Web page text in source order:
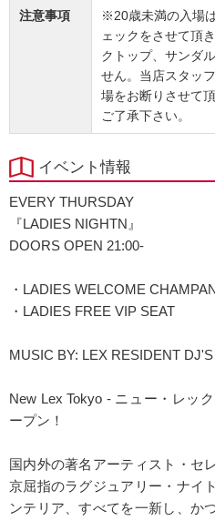
注意事項
※20歳未満の入場
ェックをさせて頂
クトップ、サンダ
せん。当店スタッ
場をお断りさせて
ご了承下さい。
イベント情報
EVERY THURSDAY
『LADIES NIGHTN』
DOORS OPEN 21:00-
・LADIES WELCOME
・LADIES FREE VIP SEAT
MUSIC BY: LEX RESIDENT DJ'S
New Lex Tokyo - ニュー・レッ
ープン！
国内外の著名アーティスト・セ
京屈指のラグジュアリー・ナイ
ンテリア、すべてを一新し、か